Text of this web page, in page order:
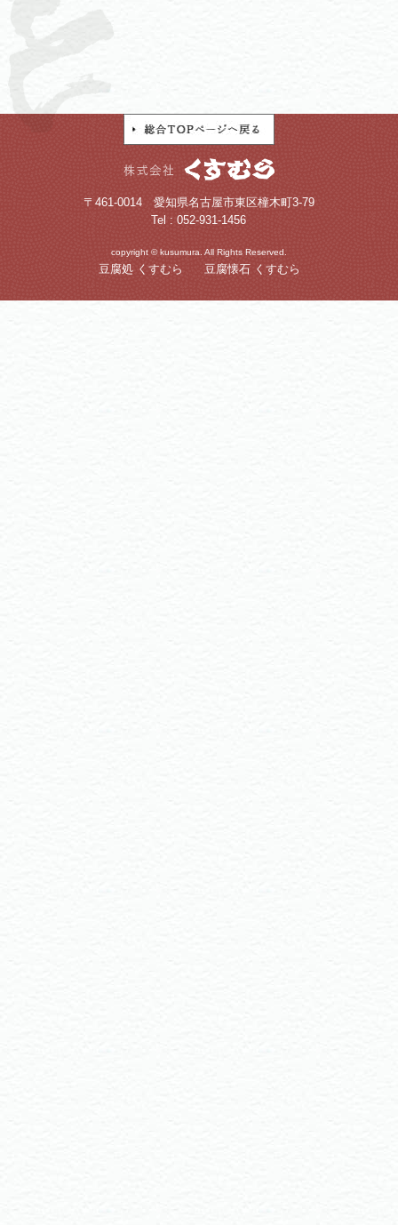
〒461-0014 愛知県名古屋市東区橦木町3-79
Tel : 052-931-1456
copyright © kusumura. All Rights Reserved.
豆腐処 くすむら 豆腐懐石 くすむら